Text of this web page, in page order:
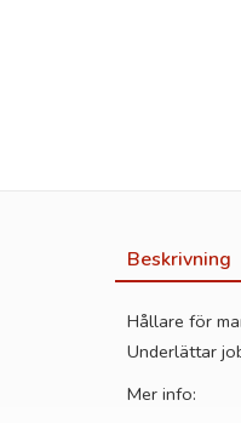
Beskrivning
Hållare för
Underlättar
Mer info: